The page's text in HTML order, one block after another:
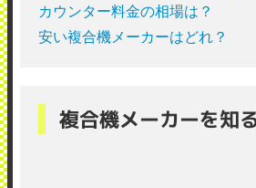
カウンター料金の相場は？
安い複合機メーカーはどれ？
複合機メーカーを知